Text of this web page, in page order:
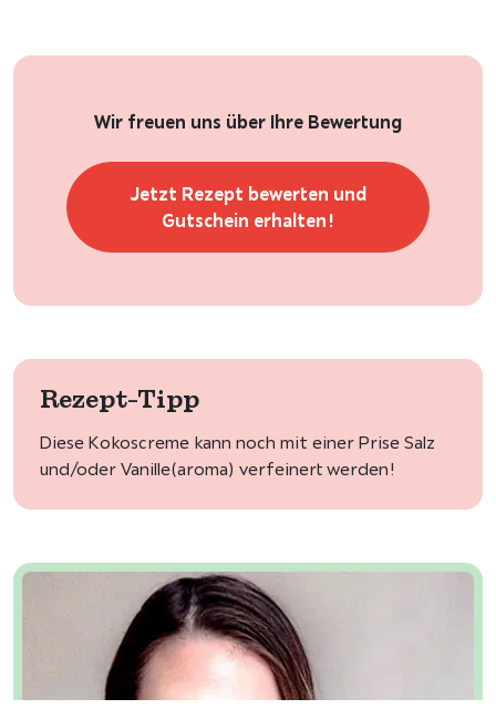
Wir freuen uns über Ihre Bewertung
Jetzt Rezept bewerten und
Gutschein erhalten!
Rezept-Tipp
Diese Kokoscreme kann noch mit einer Prise Salz
und/oder Vanille(aroma) verfeinert werden!